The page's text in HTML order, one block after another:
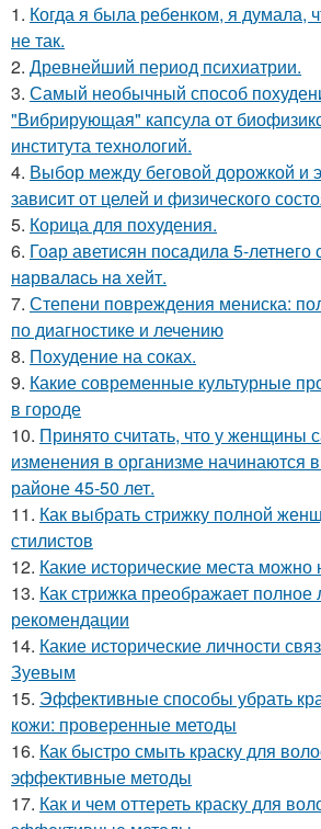
1. Когда я была ребенком, я думала,
не так.
2. Древнейший период психиатрии.
3. Самый необычный способ
"Вибрирующая" капсула от
института технологий.
4. Выбор между беговой дорожкой и
зависит от целей и физического
5. Корица для похудения.
6. Гоaр аветисян посaдилa 5-летнего
нaрвaлaсь нa хейт.
7. Степени повреждения мениска:
по диагностике и лечению
8. Похудение на соках.
9. Какие современные культурные
в городе
10. Принято считать, что у женщины
изменения в организме начинаются
районе 45-50 лет.
11. Как выбрать стрижку полной
стилистов
12. Какие исторические места можно
13. Как стрижка преображает полное
рекомендации
14. Какие исторические личности
Зуевым
15. Эффективные способы убрать
кожи: проверенные методы
16. Как быстро смыть краску для
эффективные методы
17. Как и чем оттереть краску для